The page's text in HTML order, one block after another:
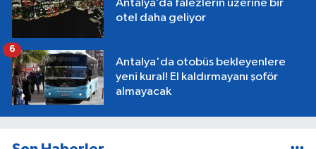
Antalya’da falezlerin üzerine bir
otel daha geliyor
Antalya'da otobüs bekleyenlere
yeni kural! El kaldırmayanı şoför
almayacak
6